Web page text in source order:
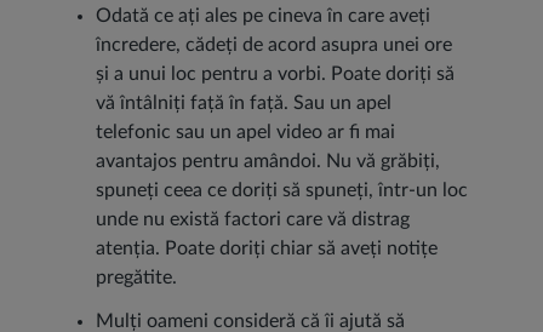
Odată ce ați ales pe cineva în care aveți
încredere, cădeți de acord asupra unei ore
și a unui loc pentru a vorbi. Poate doriți să
vă întâlniți față în față. Sau un apel
telefonic sau un apel video ar fi mai
avantajos pentru amândoi. Nu vă grăbiți,
spuneți ceea ce doriți să spuneți, într-un loc
unde nu există factori care vă distrag
atenția. Poate doriți chiar să aveți notițe
pregătite.
Mulți oameni consideră că îi ajută să